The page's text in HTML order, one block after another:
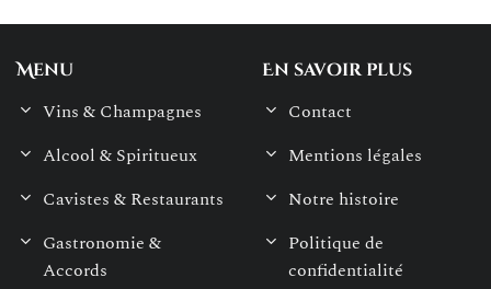
Menu
Vins & Champagnes
Alcool & Spiritueux
Cavistes & Restaurants
Gastronomie &
Accords
En savoir plus
Contact
Mentions légales
Notre histoire
Politique de
confidentialité